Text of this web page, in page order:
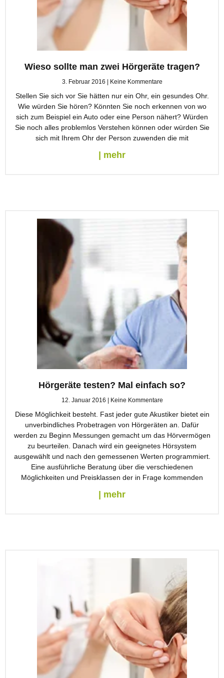
Wieso sollte man zwei Hörgeräte tragen?
3. Februar 2016 Keine Kommentare
Stellen Sie sich vor Sie hätten nur ein Ohr, ein gesundes Ohr.
Wie würden Sie hören? Könnten Sie noch erkennen von wo
sich zum Beispiel ein Auto oder eine Person nähert? Würden
Sie noch alles problemlos Verstehen können oder würden Sie
sich mit Ihrem Ohr der Person zuwenden die mit
| mehr
Hörgeräte testen? Mal einfach so?
12. Januar 2016 Keine Kommentare
Diese Möglichkeit besteht. Fast jeder gute Akustiker bietet ein
unverbindliches Probetragen von Hörgeräten an. Dafür
werden zu Beginn Messungen gemacht um das Hörvermögen
zu beurteilen. Danach wird ein geeignetes Hörsystem
ausgewählt und nach den gemessenen Werten programmiert.
Eine ausführliche Beratung über die verschiedenen
Möglichkeiten und Preisklassen der in Frage kommenden
| mehr